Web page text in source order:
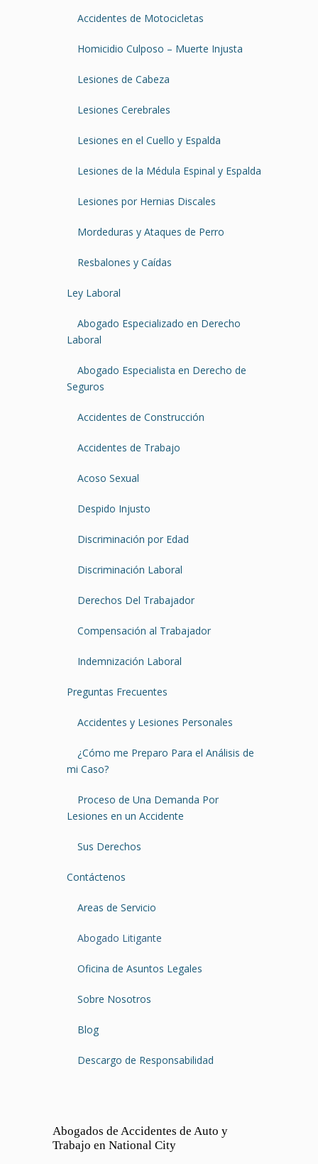
Accidentes de Motocicletas
Homicidio Culposo – Muerte Injusta
Lesiones de Cabeza
Lesiones Cerebrales
Lesiones en el Cuello y Espalda
Lesiones de la Médula Espinal y Espalda
Lesiones por Hernias Discales
Mordeduras y Ataques de Perro
Resbalones y Caídas
Ley Laboral
Abogado Especializado en Derecho
Laboral
Abogado Especialista en Derecho de
Seguros
Accidentes de Construcción
Accidentes de Trabajo
Acoso Sexual
Despido Injusto
Discriminación por Edad
Discriminación Laboral
Derechos Del Trabajador
Compensación al Trabajador
Indemnización Laboral
Preguntas Frecuentes
Accidentes y Lesiones Personales
¿Cómo me Preparo Para el Análisis de
mi Caso?
Proceso de Una Demanda Por
Lesiones en un Accidente
Sus Derechos
Contáctenos
Areas de Servicio
Abogado Litigante
Oficina de Asuntos Legales
Sobre Nosotros
Blog
Descargo de Responsabilidad
Abogados de Accidentes de Auto y
Trabajo en National City